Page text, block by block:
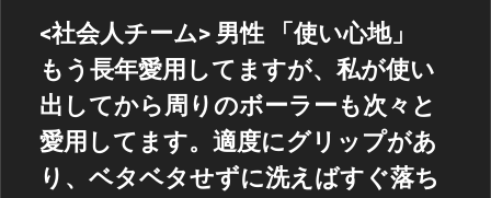
<社会人チーム> 男性 「使い心地」
もう長年愛用してますが、私が使い
出してから周りのボーラーも次々と
愛用してます。適度にグリップがあ
り、ベタベタせずに洗えばすぐ落ち